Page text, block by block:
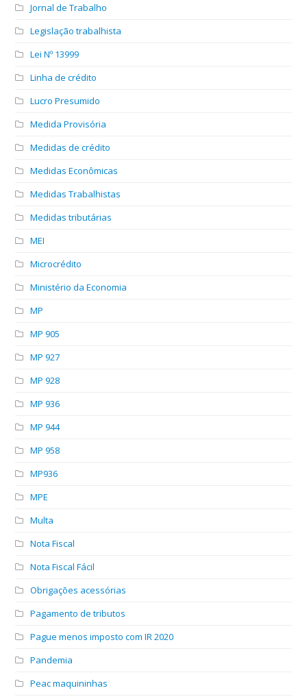
Jornal de Trabalho
Legislação trabalhista
Lei Nº 13999
Linha de crédito
Lucro Presumido
Medida Provisória
Medidas de crédito
Medidas Econômicas
Medidas Trabalhistas
Medidas tributárias
MEI
Microcrédito
Ministério da Economia
MP
MP 905
MP 927
MP 928
MP 936
MP 944
MP 958
MP936
MPE
Multa
Nota Fiscal
Nota Fiscal Fácil
Obrigações acessórias
Pagamento de tributos
Pague menos imposto com IR 2020
Pandemia
Peac maquininhas